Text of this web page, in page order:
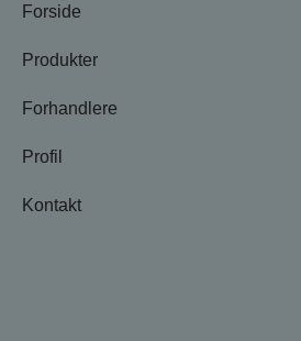
Forside
Produkter
Forhandlere
Profil
Kontakt